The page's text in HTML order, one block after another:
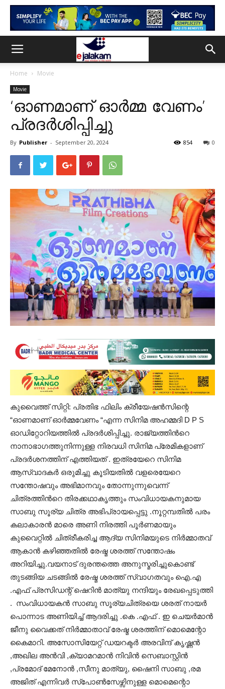
Home Movie
Movie
‘ഓണമാണ് ഓർമ്മ വേണം’
പ്രദർശിപ്പിച്ചു
By Publisher - September 20, 2024 0
854
കുവൈത്ത് സിറ്റി: പ്രതിഭ ഫിലിം ക്രീയേഷൻസിന്റെ
“ഓണമാണ് ഓർമ്മവേണം “എന്ന സിനിമ അഹമ്മദി D P S
ഓഡിറ്റോറിയത്തിൽ പ്രദർശിപ്പിച്ചു. രാജ്യത്തിൻറെ
നാനാഭാഗത്തുനിന്നുള്ള നിരവധി സിനിമ പ്രേമികളാണ്
പ്രദർശനത്തിന് എത്തിയത് . ഇത്രയേറെ സിനിമ
ആസ്വാദകർ ഒരുമിച്ചു കൂടിയതിൽ വളരെയേറെ
സന്തോഷവും അഭിമാനവും തോന്നുന്നുവെന്ന്
ചിത്രത്തിൻറെ തിരക്കഥാകൃത്തും സംവിധായകനുമായ
സാബു സൂര്യ ചിത്ര അഭിപ്രായപ്പെട്ടു .നൂറ്റമ്പതിൽ പരം
കലാകാരൻ മാരെ അണി നിരത്തി പൂർണമായും
കുവൈറ്റിൽ ചിത്രീകരിച്ച ആദ്യ സിനിമയുടെ നിർമ്മാതവ്
ആകാൻ കഴിഞ്ഞതിൽ രേഷ്മ ശരത്ത് സന്തോഷം
അറിയിച്ചു.വയനാട് ദുരന്തത്തെ അനുസ്മരിച്ചുകൊണ്ട്
തുടങ്ങിയ ചടങ്ങിൽ രേഷ്മ ശരത്ത് സ്വാഗതവും ഐ.എ
.എഫ് പ്രസിഡന്റ് ഷെറിൻ മാത്യു നന്ദിയും രേഖപ്പെടുത്തി
. സംവിധായകൻ സാബു സൂര്യചിത്രയെ ശരത് നായർ
പൊന്നാട അണിയിച്ച് ആദരിച്ചു .കെ .എഫ് . ഇ ചെയർമാൻ
ജീനു വൈക്കത് നിർമ്മാതാവ് രേഷ്മ ശരത്തിന് മൊമെന്റോ
കൈമാറി. അസോസിയേറ്റ് ഡയറക്ടർ അരവിന്ദ് കൃഷ്ണൻ
,അഖില അൻവി ,ക്യാമറമാൻ നിവിൻ സെബാസ്റ്റിൻ
,പ്രമോദ് മേനോൻ ,സീനു മാത്യു, ഷൈനി സാബു ,രമ
അജിത് എന്നിവർ സ്പോൺസേഴ്സിനുള്ള മൊമെന്റൊ